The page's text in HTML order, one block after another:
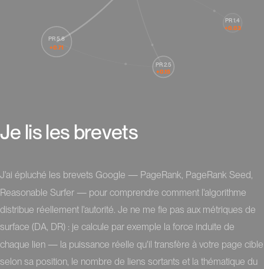
PR 1.4
+0.03
PR 5.8
+0.71
PR 2.5
+0.15
Je lisles brevets
J'ai épluché les brevets Google — PageRank, PageRank Seed,
Reasonable Surfer — pour comprendre comment l'algorithme
distribue réellement l'autorité. Je ne me fie pas aux métriques de
surface (DA, DR) : je calcule par exemple la force induite de
chaque lien — la puissance réelle qu'il transfère à votre page cible
selon sa position, le nombre de liens sortants et la thématique du